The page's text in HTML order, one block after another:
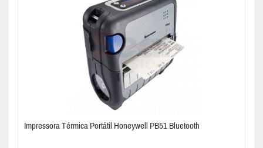
Impressora Térmica Portátil Honeywell PB51 Bluetooth